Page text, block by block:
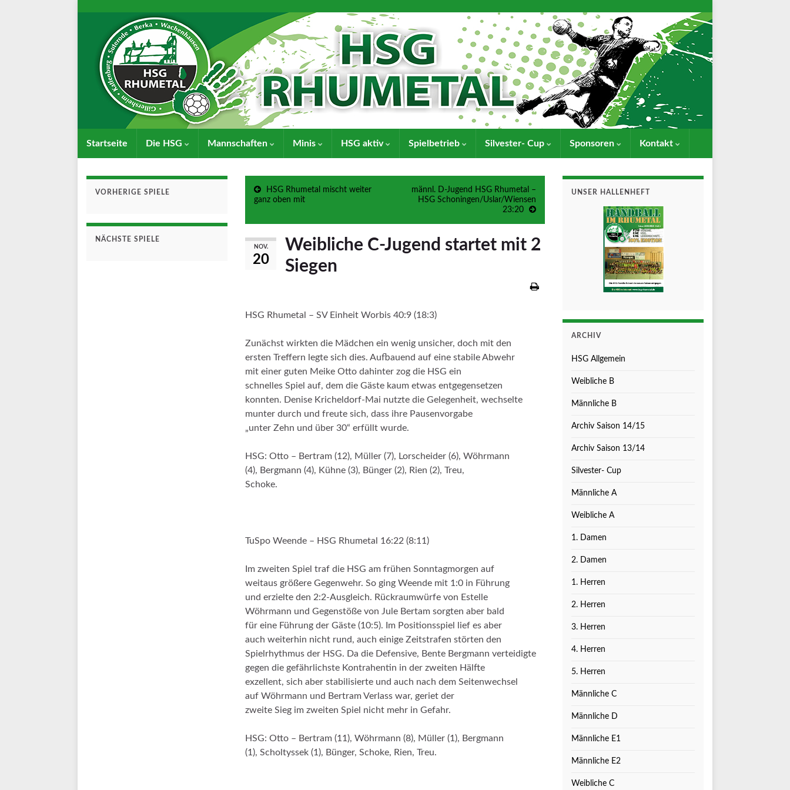
Startseite Die HSG Mannschaften Minis HSG aktiv Spielbetrieb Silvester- Cup Sponsoren Kontakt
HSG Rhumetal mischt weiter
ganz oben mit
männl. D-Jugend HSG Rhumetal –
HSG Schoningen/Uslar/Wiensen
23:20
NOV.
20
Weibliche C-Jugend startet mit 2
Siegen
HSG Rhumetal – SV Einheit Worbis 40:9 (18:3)
Zunächst wirkten die Mädchen ein wenig unsicher, doch mit den
ersten Treffern legte sich dies. Aufbauend auf eine stabile Abwehr
mit einer guten Meike Otto dahinter zog die HSG ein
schnelles Spiel auf, dem die Gäste kaum etwas entgegensetzen
konnten. Denise Kricheldorf-Mai nutzte die Gelegenheit, wechselte
munter durch und freute sich, dass ihre Pausenvorgabe
„unter Zehn und über 30“ erfüllt wurde.
HSG: Otto – Bertram (12), Müller (7), Lorscheider (6), Wöhrmann
(4), Bergmann (4), Kühne (3), Bünger (2), Rien (2), Treu,
Schoke.
TuSpo Weende – HSG Rhumetal 16:22 (8:11)
Im zweiten Spiel traf die HSG am frühen Sonntagmorgen auf
weitaus größere Gegenwehr. So ging Weende mit 1:0 in Führung
und erzielte den 2:2-Ausgleich. Rückraumwürfe von Estelle
Wöhrmann und Gegenstöße von Jule Bertam sorgten aber bald
für eine Führung der Gäste (10:5). Im Positionsspiel lief es aber
auch weiterhin nicht rund, auch einige Zeitstrafen störten den
Spielrhythmus der HSG. Da die Defensive, Bente Bergmann verteidigte
gegen die gefährlichste Kontrahentin in der zweiten Hälfte
exzellent, sich aber stabilisierte und auch nach dem Seitenwechsel
auf Wöhrmann und Bertram Verlass war, geriet der
zweite Sieg im zweiten Spiel nicht mehr in Gefahr.
HSG: Otto – Bertram (11), Wöhrmann (8), Müller (1), Bergmann
(1), Scholtyssek (1), Bünger, Schoke, Rien, Treu.
VORHERIGE SPIELE
NÄCHSTE SPIELE
UNSER HALLENHEFT
ARCHIV
HSG Allgemein
Weibliche B
Männliche B
Archiv Saison 14/15
Archiv Saison 13/14
Silvester- Cup
Männliche A
Weibliche A
1. Damen
2. Damen
1. Herren
2. Herren
3. Herren
4. Herren
5. Herren
Männliche C
Männliche D
Männliche E1
Männliche E2
Weibliche C